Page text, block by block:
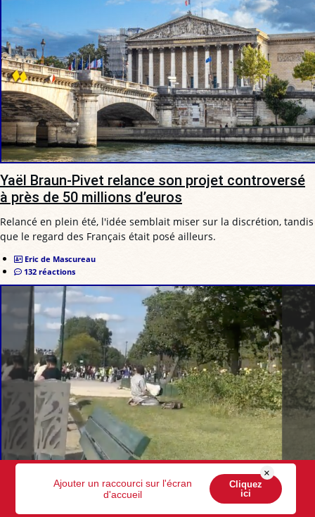
Yaël Braun-Pivet relance son projet controversé
à près de 50 millions d’euros
Relancé en plein été, l'idée semblait miser sur la discrétion, tandis
que le regard des Français était posé ailleurs.
Eric de Mascureau
132 réactions
Tour Eiffel, Disneyland… : l’offensive des prières
Ajouter un raccourci sur l'écran
d'accueil
Cliquez
ici
×